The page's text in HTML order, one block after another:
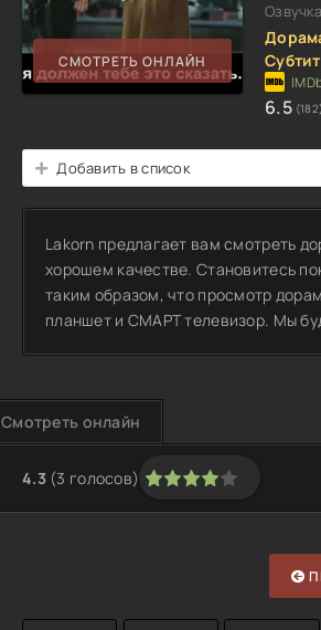
СМОТРЕТЬ ОНЛАЙН
6.5 (182)
Добавить в список
Lakorn предлагает вам смотреть
хорошем качестве. Становитесь
таким образом, что просмотр
планшет и СМАРТ телевизор. Мы
Смотреть онлайн
4.3(3 голосов)
1 2 3 4 5